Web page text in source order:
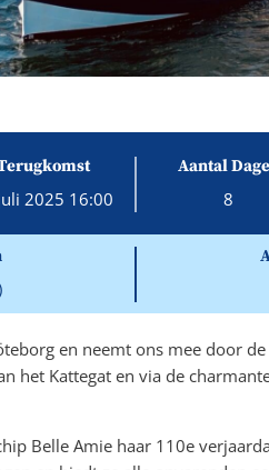
2025 16:00
Aantal
8
en neemt ons mee door
het Kattegat en via de
Belle Amie haar 110e